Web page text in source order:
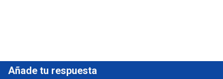
Añade tu respuesta